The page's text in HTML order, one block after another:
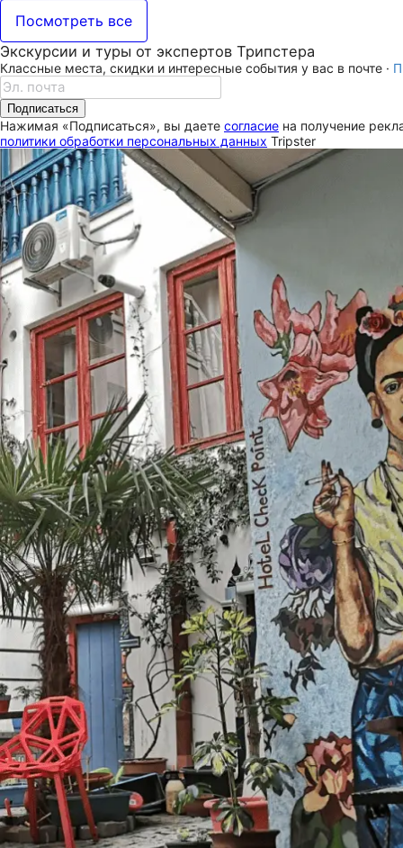
Посмотреть все
Экскурсии и туры от экспертов Трипстера
Классные места, скидки и интересные события у вас в почте ·
Подписаться
Нажимая «Подписаться», вы даете согласие на получение
политики обработки персональных данных Tripster